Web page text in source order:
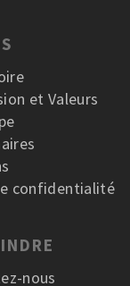
et Valeurs
confidentialité
nous